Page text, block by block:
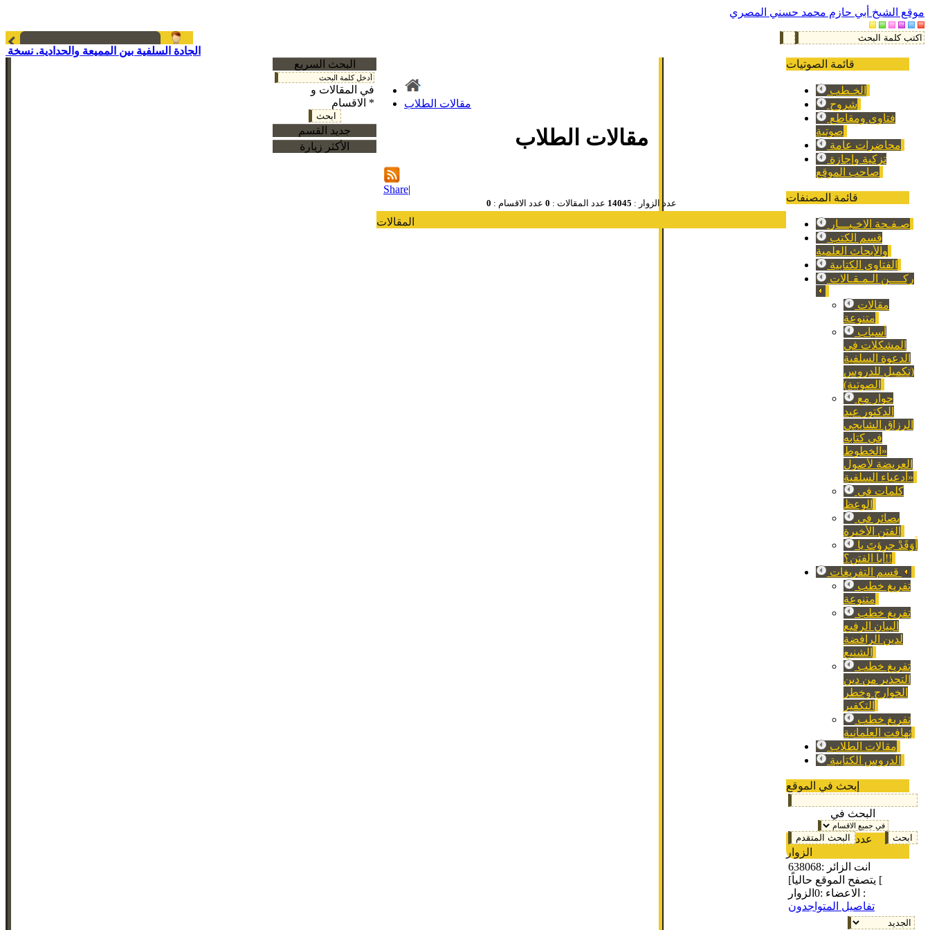
موقع الشيخ أبي حازم محمد حسني المصري
الجادة السلفية بين المميعة والحدادية. نسخة
قائمة الصوتيات
الخـطب
شروح
صوتية
محاضرات عامة
صاحب الموقع
قائمة المصنفات
صـفـحة الاخـبـــار
والأبحاث العلمية
الفتاوي الكتابية
ركــــن الـمـقـالات
متنوعة
المشكلات في
الدعوة السلفية
(تكميل للدروس
الصوتية)
الدكتور عبد
الرزاق الشايجي
في كتابه
«الخطوط
العريضة لأصول
أدعياء السلفية»
الوعظ
الفتن الأخيرة
أبا الفتن؟!!
متنوعة
البيان الرفيع
لدين الرافضة
الشنيع
التحذير من دين
الخوارج وخطر
التكفير
تهافت العلمانية
مقالات الطلاب
الدروس الكتابية
إبحث في الموقع
البحث في
عدد
الزوار
انت الزائر :638068
[يتصفح الموقع حالياً [
الاعضاء :0
الزوار :
تفاصيل المتواجدون
البحث السريع
في المقالات و
الاقسام *
جديد القسم
الأكثر زيارة
مقالات الطلاب
مقالات الطلاب
Share|
عدد الزوار : 14045 عدد المقالات : 0 عدد الاقسام : 0
المقالات